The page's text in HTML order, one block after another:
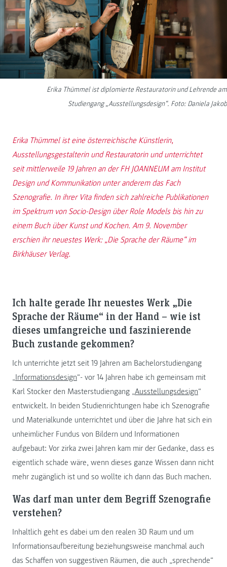
Erika Thümmel ist diplomierte Restauratorin und Lehrende am
Studiengang „Ausstellungsdesign“. Foto: Daniela Jakob
Erika Thümmel ist eine österreichische Künstlerin,
Ausstellungsgestalterin und Restauratorin und unterrichtet
seit mittlerweile 19 Jahren an der FH JOANNEUM am Institut
Design und Kommunikation unter anderem das Fach
Szenografie. In ihrer Vita finden sich zahlreiche Publikationen
im Spektrum von Socio-Design über Role Models bis hin zu
einem Buch über Kunst und Kochen. Am 9. November
erschien ihr neuestes Werk: „Die Sprache der Räume“ im
Birkhäuser Verlag.
Ich halte gerade Ihr neuestes Werk „Die
Sprache der Räume“ in der Hand – wie ist
dieses umfangreiche und faszinierende
Buch zustande gekommen?
Ich unterrichte jetzt seit 19 Jahren am Bachelorstudiengang
„Informationsdesign“- vor 14 Jahren habe ich gemeinsam mit
Karl Stocker den Masterstudiengang „Ausstellungsdesign“
entwickelt. In beiden Studienrichtungen habe ich Szenografie
und Materialkunde unterrichtet und über die Jahre hat sich ein
unheimlicher Fundus von Bildern und Informationen
aufgebaut: Vor zirka zwei Jahren kam mir der Gedanke, dass es
eigentlich schade wäre, wenn dieses ganze Wissen dann nicht
mehr zugänglich ist und so wollte ich dann das Buch machen.
Was darf man unter dem Begriff Szenografie
verstehen?
Inhaltlich geht es dabei um den realen 3D Raum und um
Informationsaufbereitung beziehungsweise manchmal auch
das Schaffen von suggestiven Räumen, die auch „sprechende“